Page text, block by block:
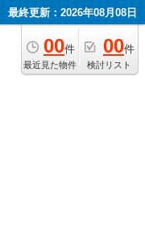
最終更新：2026年08月08日
00件
最近見た物件
00件
検討リスト